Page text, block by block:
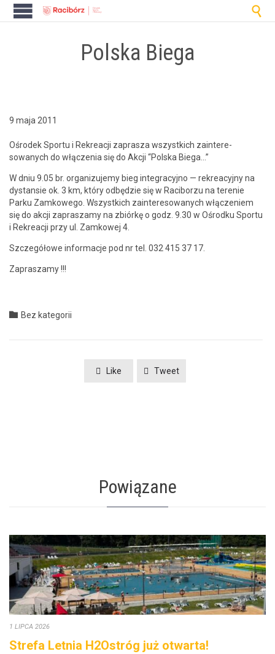

Polska Biega
9 maja 2011
Ośrodek Sportu i Rekreacji zaprasza wszys­t­kich zain­tere­
sowanych do włączenia się do Akcji “Pol­s­ka Biega…”
W dniu 9.05 br. orga­nizu­je­my bieg inte­gra­cyjno — rekrea­cyjny na
dys­tan­sie ok. 3 km, który odbędzie się w Raci­borzu na tere­nie
Parku Zamkowego. Wszys­t­kich zain­tere­sowanych włącze­niem
się do akcji zaprasza­my na zbiórkę o godz. 9.30 w Ośrod­ku Sportu
i Rekreacji przy ul. Zamkowej 4.
Szczegółowe infor­ma­c­je pod nr tel. 032 415 37 17.
Zaprasza­my !!!
 Category
Bez kategorii
Like Tweet
Powiązane
1 LIPCA 2026
Strefa Letnia H2Ostróg już otwarta!